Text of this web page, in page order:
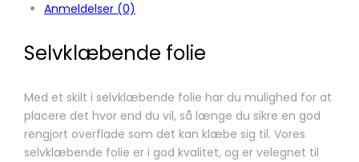
Anmeldelser (0)
Selvklæbende folie
Med et skilt i selvklæbende folie har du mulighed for at
placere det hvor end du vil, så længe du sikre en god
rengjort overflade som det kan klæbe sig til. Vores
selvklæbende folie er i god kvalitet, og er velegnet til